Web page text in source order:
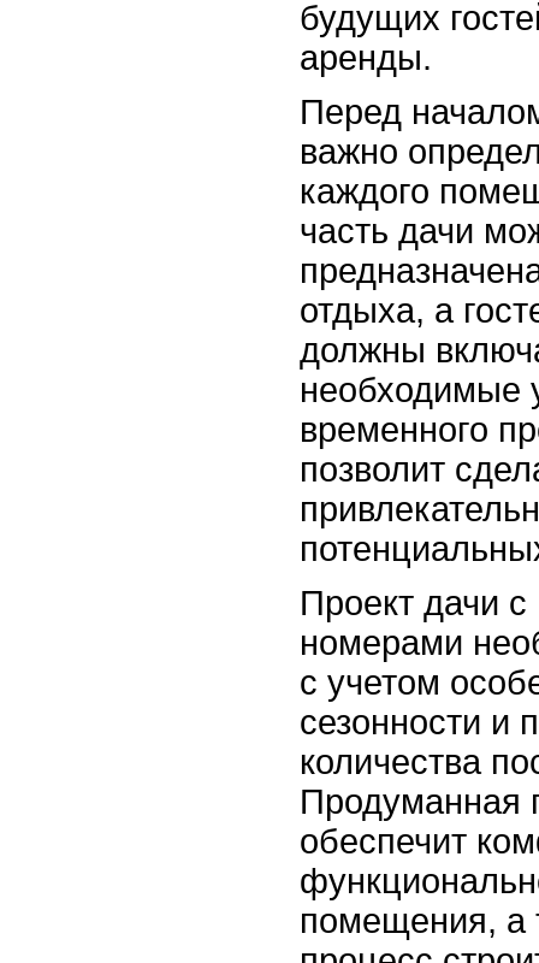
будущих
аренды.
Перед
важно
каждого
часть дачи
отдыха, а
должны
необходимые
временного
позволит
Проект дачи
номерами
с учетом
сезонности и
количества
Продуманная
обеспечит
помещения, а